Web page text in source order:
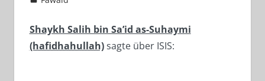
Shaykh Salih bin Sa’id as-Suhaymi
(hafidhahullah)sagte über ISIS: